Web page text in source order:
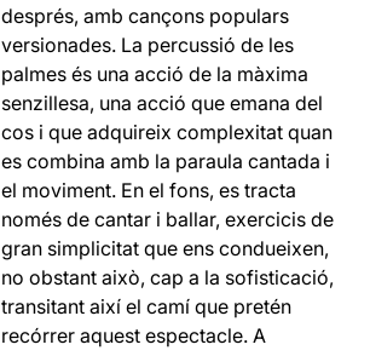
després, amb cançons populars
versionades. La percussió de les
palmes és una acció de la màxima
senzillesa, una acció que emana del
cos i que adquireix complexitat quan
es combina amb la paraula cantada i
el moviment. En el fons, es tracta
només de cantar i ballar, exercicis de
gran simplicitat que ens condueixen,
no obstant això, cap a la sofisticació,
transitant així el camí que pretén
recórrer aquest espectacle. A